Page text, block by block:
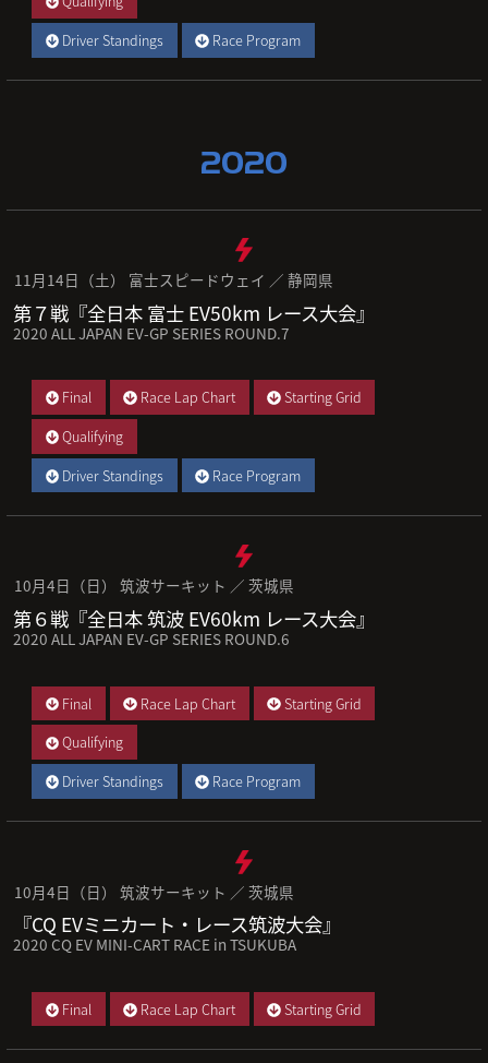
Driver Standings
Race Program
2020
11月14日（土） 富士スピードウェイ ／ 静岡県
第７戦『全日本 富士 EV50km レース大会』
2020 ALL JAPAN EV-GP SERIES ROUND.7
Final Race Lap Chart
Starting Grid
Qualifying
Driver Standings
Race Program
10月4日（日） 筑波サーキット ／ 茨城県
第６戦『全日本 筑波 EV60km レース大会』
2020 ALL JAPAN EV-GP SERIES ROUND.6
Final Race Lap Chart
Starting Grid
Qualifying
Driver Standings
Race Program
10月4日（日） 筑波サーキット ／ 茨城県
『CQ EVミニカート・レース筑波大会』
2020 CQ EV MINI-CART RACE in TSUKUBA
Final Race Lap Chart Starting Grid